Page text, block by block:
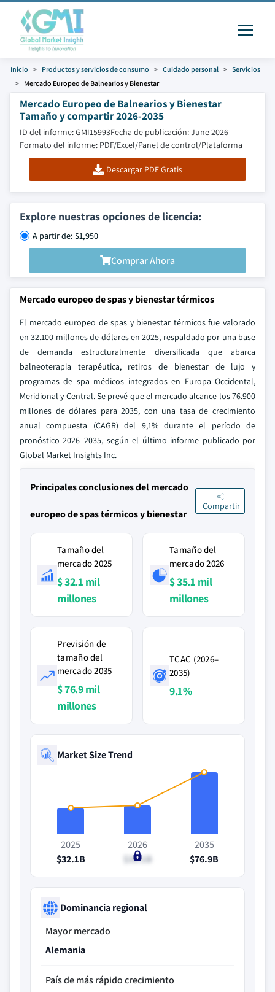
Inicio Productos y servicios de consumo Cuidado personal
Servicios
Mercado Europeo de Balnearios y Bienestar
Mercado Europeo de Balnearios y Bienestar
Tamaño y compartir 2026-2035
ID del informe: GMI15993Fecha de publicación: June 2026
Formato del informe: PDF/Excel/Panel de control/Plataforma
Descargar PDF Gratis
Explore nuestras opciones de licencia:
A partir de: $1,950
Comprar Ahora
Mercado europeo de spas y bienestar térmicos
El mercado europeo de spas y bienestar térmicos fue valorado
en 32.100 millones de dólares en 2025, respaldado por una base
de demanda estructuralmente diversificada que abarca
balneoterapia terapéutica, retiros de bienestar de lujo y
programas de spa médicos integrados en Europa Occidental,
Meridional y Central. Se prevé que el mercado alcance los 76.900
millones de dólares para 2035, con una tasa de crecimiento
anual compuesta (CAGR) del 9,1% durante el período de
pronóstico 2026–2035, según el último informe publicado por
Global Market Insights Inc.
Principales conclusiones del mercado
europeo de spas térmicos y bienestar
Compartir
Tamaño del
mercado 2025
$ 32.1 mil
millones
Tamaño del
mercado 2026
$ 35.1 mil
millones
Previsión de
tamaño del
mercado 2035
$ 76.9 mil
millones
TCAC (2026–
2035)
9.1%
Market Size Trend
2025
$32.1B
2026
$35.1B
2035
$76.9B
Dominancia regional
Mayor mercado
Alemania
País de más rápido crecimiento